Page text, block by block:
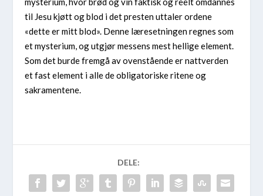
til Jesu kjøtt og blod i det presten uttaler ordene
«dette er mitt blod». Denne læresetningen regnes som
et mysterium, og utgjør messens mest hellige element.
Som det burde fremgå av ovenstående er nattverden
et fast element i alle de obligatoriske ritene og
sakramentene.
DELE: